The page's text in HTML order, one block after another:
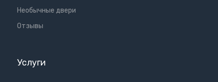
Необычные двери
Отзывы
Услуги